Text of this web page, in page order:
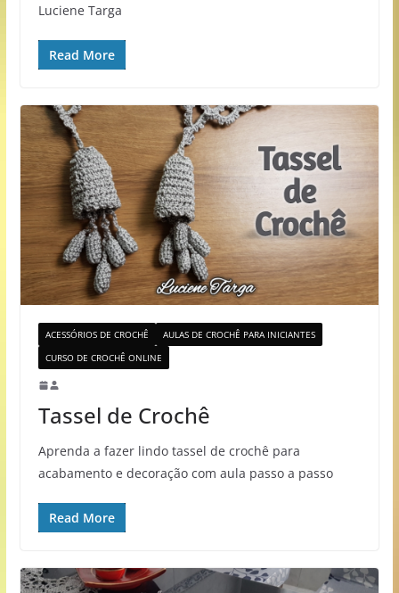
Luciene Targa
Read More
ACESSÓRIOS DE CROCHÊ
AULAS DE CROCHÊ PARA INICIANTES
CURSO DE CROCHÊ ONLINE
Tassel de Crochê
Aprenda a fazer lindo tassel de crochê para
acabamento e decoração com aula passo a passo
Read More